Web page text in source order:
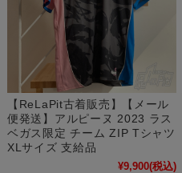
【ReLaPit古着販売】【メール
便発送】アルピーヌ 2023 ラス
ベガス限定 チーム ZIP Tシャツ
XLサイズ 支給品
¥9,900(税込)